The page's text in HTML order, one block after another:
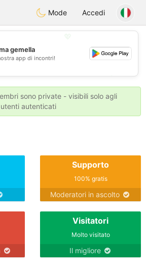
ahebikMode Accedi
💕
💕
gemella
app di incontri!
sono private - visibili solo agli
utenti autenticati
Supporto
100% gratis
Moderatori in ascolto
Visitatori
Molto visitato
Il migliore